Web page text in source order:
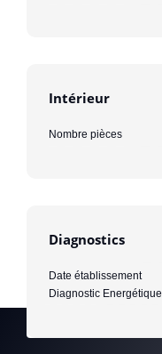
Intérieur
Nombre pièces
Diagnostics
Date établissement
Diagnostic Energétique